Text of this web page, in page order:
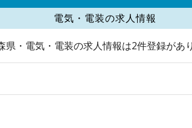
電気・電装の求人情報
県・電気・電装の求人情報は2件登録があり